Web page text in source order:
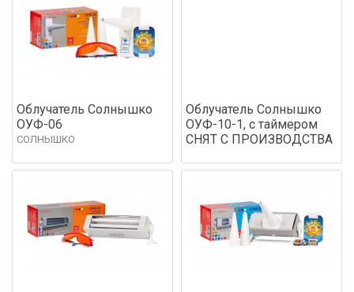
Облучатель Солнышко
ОУФ-06
СОЛНЫШКО
Облучатель Солнышко
ОУФ-10-1, с таймером
СНЯТ С ПРОИЗВОДСТВА